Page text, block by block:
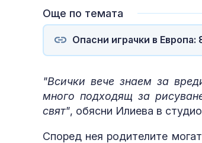
Още по темата
Опасни играчки в
"Всички вече знаем за
много подходящ за
свят", обясни Илиева в
Според нея родителите